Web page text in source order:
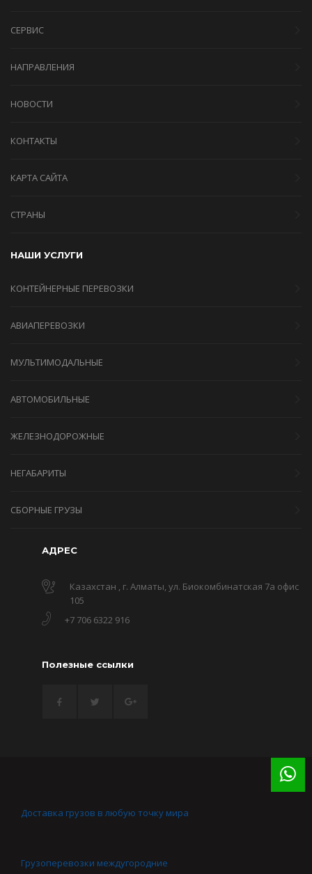
СЕРВИС
НАПРАВЛЕНИЯ
НОВОСТИ
КОНТАКТЫ
КАРТА САЙТА
СТРАНЫ
НАШИ УСЛУГИ
КОНТЕЙНЕРНЫЕ ПЕРЕВОЗКИ
АВИАПЕРЕВОЗКИ
МУЛЬТИМОДАЛЬНЫЕ
АВТОМОБИЛЬНЫЕ
ЖЕЛЕЗНОДОРОЖНЫЕ
НЕГАБАРИТЫ
СБОРНЫЕ ГРУЗЫ
АДРЕС
Казахстан , г. Алматы, ул. Биокомбинатская 7а офис
105
+7 706 6322 916
Полезные ссылки
Доставка грузов в любую точку мира
Грузоперевозки междугородние